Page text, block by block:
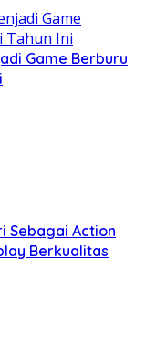
Game Berburu
Sebagai Action
Berkualitas